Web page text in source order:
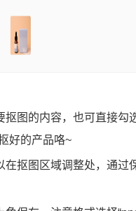
抠图的内容，也可直接勾
好的产品咯~
在抠图区域调整处，通过